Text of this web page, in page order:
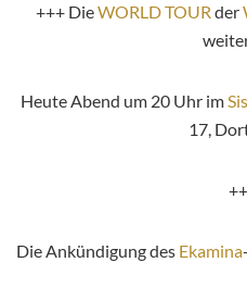
+++ DieWORLD TOUR der
Heute Abend um 20 Uhr im
17,
Die Ankündigung des Ekamina